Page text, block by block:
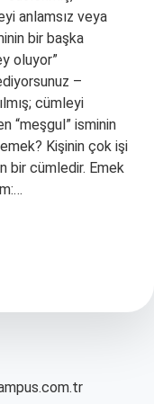
anlamsız veya
bir başka
oluyor”
–
cümleyi
“meşgul” isminin
Kişinin çok işi
bir cümledir. Emek